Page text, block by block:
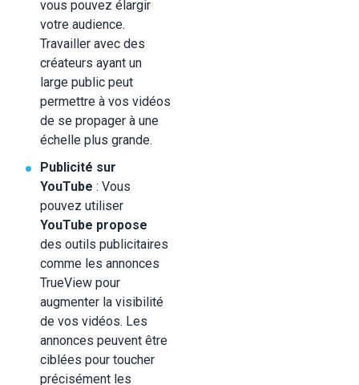
vous pouvez élargir
votre audience.
Travailler avec des
créateurs ayant un
large public peut
permettre à vos vidéos
de se propager à une
échelle plus grande.
Publicité sur
YouTube : Vous
pouvez utiliser
YouTube propose
des outils publicitaires
comme les annonces
TrueView pour
augmenter la visibilité
de vos vidéos. Les
annonces peuvent être
ciblées pour toucher
précisément les